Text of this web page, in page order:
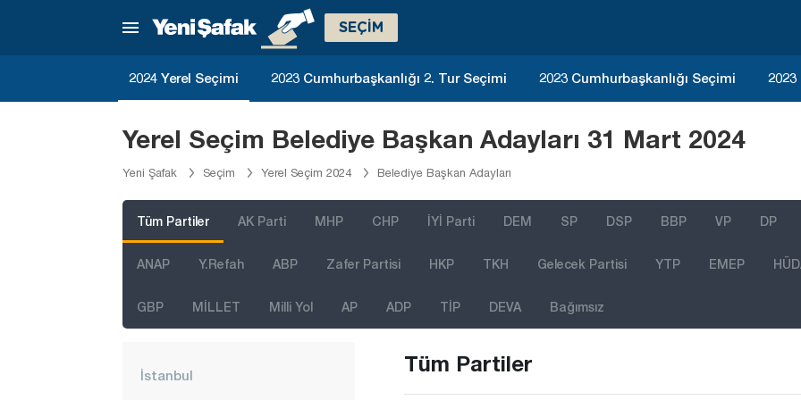
SEÇİM
2024 Yerel Seçimi 2023 Cumhurbaşkanlığı 2. Tur Seçimi 2023 Cumhurbaşkanlığı Seçimi
Yerel Seçim Belediye Başkan Adayları 31 Mart 2024
Yeni Şafak Seçim Yerel Seçim 2024 Belediye Başkan Adayları
Tüm Partiler AK Parti MHP CHP İYİ Parti DEM SP DSP BBP VP DP
ANAP Y.Refah ABP Zafer Partisi HKP TKH Gelecek Partisi YTP EMEP
GBP MİLLET Milli Yol AP ADP TİP DEVA Bağımsız
İstanbul
Tüm Partiler